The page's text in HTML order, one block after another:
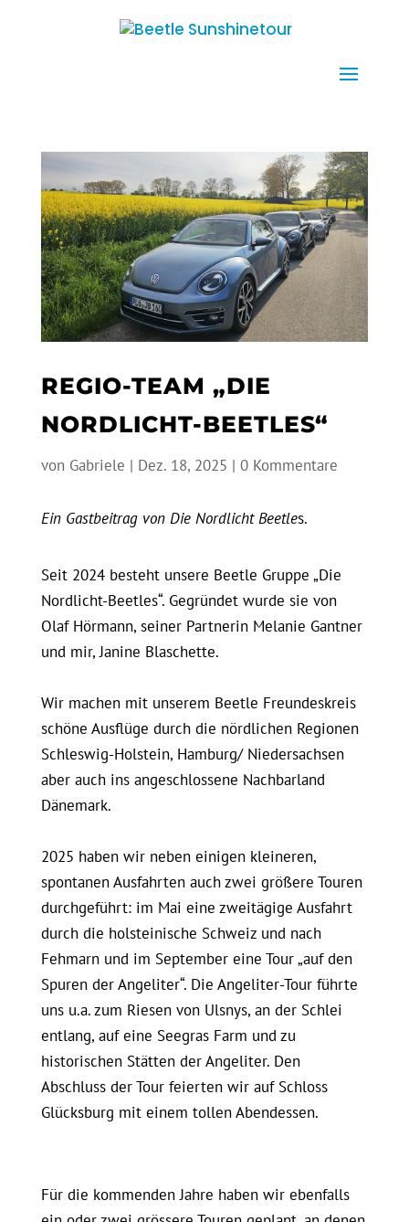
REGIO-TEAM „DIE
NORDLICHT-BEETLES“
von Gabriele | Dez. 18, 2025 | 0 Kommentare
Ein Gastbeitrag von Die Nordlicht Beetles.
Seit 2024 besteht unsere Beetle Gruppe „Die
Nordlicht-Beetles“. Gegründet wurde sie von
Olaf Hörmann, seiner Partnerin Melanie Gantner
und mir, Janine Blaschette.
Wir machen mit unserem Beetle Freundeskreis
schöne Ausflüge durch die nördlichen Regionen
Schleswig-Holstein, Hamburg/ Niedersachsen
aber auch ins angeschlossene Nachbarland
Dänemark.
2025 haben wir neben einigen kleineren,
spontanen Ausfahrten auch zwei größere Touren
durchgeführt: im Mai eine zweitägige Ausfahrt
durch die holsteinische Schweiz und nach
Fehmarn und im September eine Tour „auf den
Spuren der Angeliter“. Die Angeliter-Tour führte
uns u.a. zum Riesen von Ulsnys, an der Schlei
entlang, auf eine Seegras Farm und zu
historischen Stätten der Angeliter. Den
Abschluss der Tour feierten wir auf Schloss
Glücksburg mit einem tollen Abendessen.
Für die kommenden Jahre haben wir ebenfalls